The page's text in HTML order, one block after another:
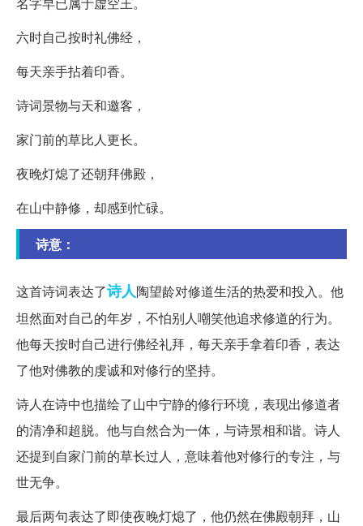
六时自己按时礼佛经，
每天亲手拈着印香。
诗词景物与天和邀客，
家门前的草比人更长。
夜晚灯熄了还朝拜佛殿，
在山中静修，却感到忙碌。
诗意：
这首诗词表达了诗人陶望龄对修道生活的热爱和投入。他
坦然面对自己的年岁，不怕别人嘲笑他追求修道的行为。
他每天按时自己进行佛经礼拜，每天亲手拿着印香，表达
了他对佛教的虔诚和对修行的坚持。
诗人在诗中也描绘了山中宁静的修行环境，表现出修道者
的清净和超脱。他与自然合为一体，与诗景相和谐。诗人
还提到自家门前的草长过人，意味着他对修行的专注，与
世无争。
最后两句表达了即使夜晚灯熄了，他仍然在佛殿朝拜，山